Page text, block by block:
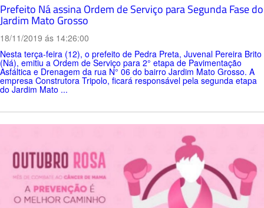
Prefeito Ná assina Ordem de Serviço para Segunda Fase do
Jardim Mato Grosso
18/11/2019 ás 14:26:00
Nesta terça-feira (12), o prefeito de Pedra Preta, Juvenal Pereira Brito
(Ná), emitiu a Ordem de Serviço para 2° etapa de Pavimentação
Asfáltica e Drenagem da rua N° 06 do bairro Jardim Mato Grosso. A
empresa Construtora Tripolo, ficará responsável pela segunda etapa
do Jardim Mato ...